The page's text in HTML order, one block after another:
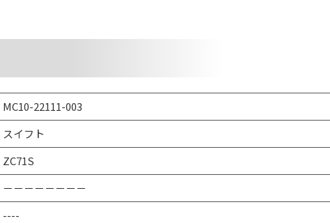
MC10-22111-003
スイフト
ZC71S
－－－－－－－－
----